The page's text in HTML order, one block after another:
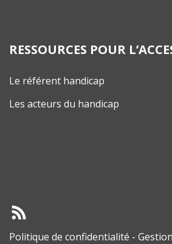
RESSOURCES POUR
Le référent handicap
Les acteurs du handicap
Politique de confidentialité -